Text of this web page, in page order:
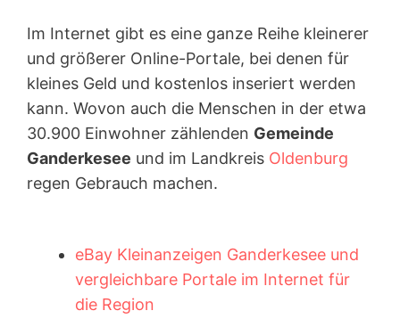
Im Internet gibt es eine ganze Reihe kleinerer
und größerer Online-Portale, bei denen für
kleines Geld und kostenlos inseriert werden
kann. Wovon auch die Menschen in der etwa
30.900 Einwohner zählenden Gemeinde
Ganderkesee und im Landkreis Oldenburg
regen Gebrauch machen.
eBay Kleinanzeigen Ganderkesee und
vergleichbare Portale im Internet für
die Region